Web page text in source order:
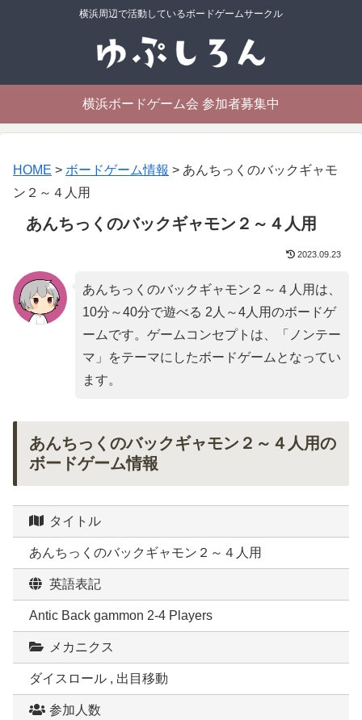
横浜周辺で活動しているボードゲームサークル
横浜ボードゲーム会 参加者募集中
HOME > ボードゲーム情報 > あんちっくのバックギャモ
ン２～４人用
あんちっくのバックギャモン２～４人用
2023.09.23
あんちっくのバックギャモン２～４人用は、
10分～40分で遊べる 2人～4人用のボードゲ
ームです。ゲームコンセプトは、「 ノンテー
マ 」をテーマにしたボードゲームとなってい
ます。
あんちっくのバックギャモン２～４人用の
ボードゲーム情報
タイトル
あんちっくのバックギャモン２～４人用
英語表記
Antic Back gammon 2-4 Players
メカニクス
ダイスロール , 出目移動
参加人数